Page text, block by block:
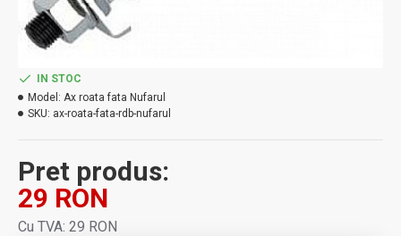
Pret produs:
29 RON
Cu TVA: 29 RON
IN STOC
Model: Ax roata fata Nufarul
SKU: ax-roata-fata-rdb-nufarul